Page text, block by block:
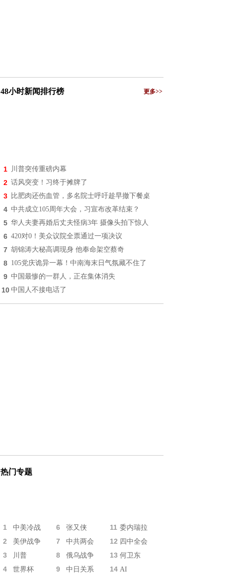
48小时新闻排行榜 更多>>
1 川普突传重磅内幕
2 话风突变！习终于摊牌了
3 比肥肉还伤血管，多名院士呼吁趁早撤下餐桌
4 中共成立105周年大会，习宣布改革结束？
5 华人夫妻再婚后丈夫怪病3年 摄像头拍下惊人
6 420对0！美众议院全票通过一项决议
7 胡锦涛大秘高调现身 他奉命架空蔡奇
8 105党庆诡异一幕！中南海末日气氛藏不住了
9 中国最惨的一群人，正在集体消失
10 中国人不接电话了
热门专题
1 中美冷战 6 张又侠 11 委内瑞拉
2 美伊战争 7 中共两会 12 四中全会
3 川普 8 俄乌战争 13 何卫东
4 世界杯 9 中日关系 14 AI